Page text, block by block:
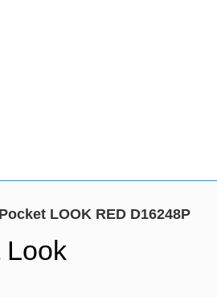
LOOK RED D16248P
Look